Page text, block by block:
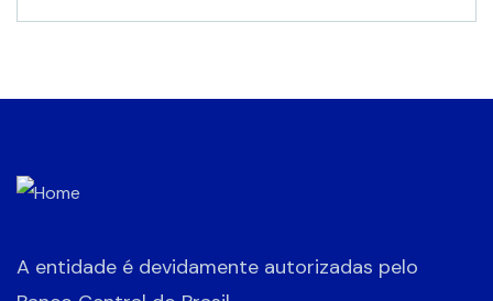
A entidade é devidamente autorizadas pelo